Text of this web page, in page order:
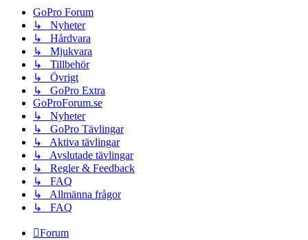
GoPro Forum
↳ Nyheter
↳ Hårdvara
↳ Mjukvara
↳ Tillbehör
↳ Övrigt
↳ GoPro Extra
GoProForum.se
↳ Nyheter
↳ GoPro Tävlingar
↳ Aktiva tävlingar
↳ Avslutade tävlingar
↳ Regler & Feedback
↳ FAQ
↳ Allmänna frågor
↳ FAQ
Forum